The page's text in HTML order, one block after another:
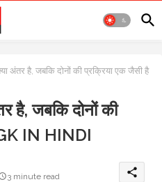
अंतर है, जबकि दोनों की प्रक्रिया एक जैसी है
है, जबकि दोनों की
IN HINDI
3 minute read share